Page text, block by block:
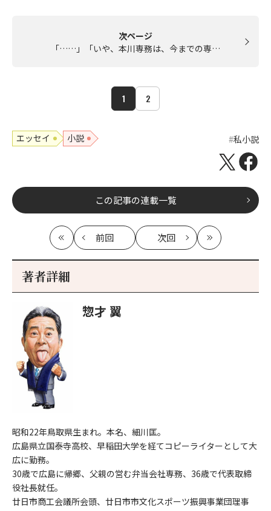
次ページ
「……」「いや、本川専務は、今までの専…
1 2
エッセイ 小説 私小説
この記事の連載一覧
最
初
前回
記
次回
記
最
新
著者詳細
惣才 翼
昭和22年鳥取県生まれ。本名、細川匡。
広島県立国泰寺高校、早稲田大学を経てコピーライターとして大
広に勤務。
30歳で広島に帰郷、父親の営む弁当会社専務、36歳で代表取締
役社長就任。
廿日市商工会議所会頭、廿日市市文化スポーツ振興事業団理事